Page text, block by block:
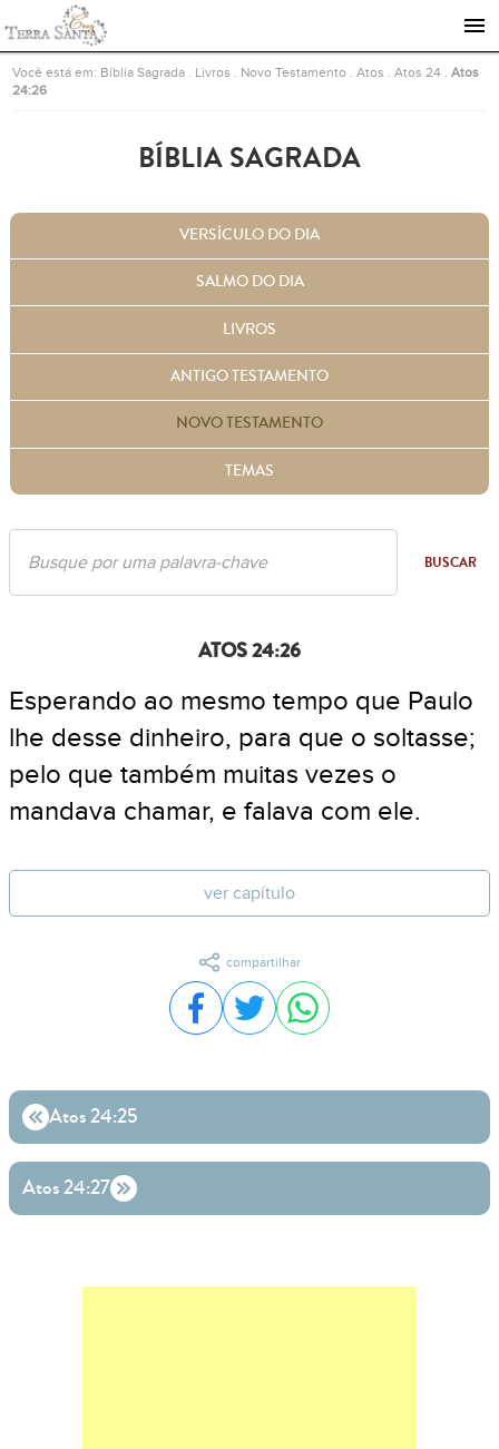
Ir para a página inicial
Você está em: Bíblia Sagrada Livros Novo Testamento .Atos .Atos 24 .Atos
24:26
BÍBLIA SAGRADA
VERSÍCULO DO DIA
SALMO DO DIA
LIVROS
ANTIGO TESTAMENTO
NOVO TESTAMENTO
TEMAS
BUSCAR
ATOS 24:26
Esperando ao mesmo tempo que Paulo
lhe desse dinheiro, para que o soltasse;
pelo que também muitas vezes o
mandava chamar, e falava com ele.
ver capítulo
compartilhar
Compartilhar no Facebook
Compartilhar no Twitter
Compartilhar no
Atos 24:25
Atos 24:27